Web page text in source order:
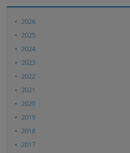
2026
2025
2024
2023
2022
2021
2020
2019
2018
2017